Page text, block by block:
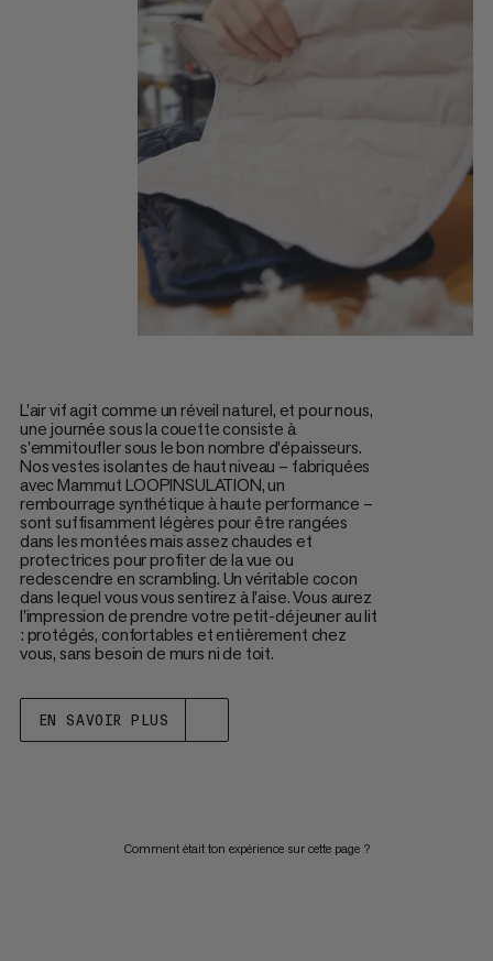
L'air vif agit comme un réveil naturel, et pour nous,
une journée sous la couette consiste à
s'emmitoufler sous le bon nombre d'épaisseurs.
Nos vestes isolantes de haut niveau – fabriquées
avec Mammut LOOPINSULATION, un
rembourrage synthétique à haute performance –
sont suffisamment légères pour être rangées
dans les montées mais assez chaudes et
protectrices pour profiter de la vue ou
redescendre en scrambling. Un véritable cocon
dans lequel vous vous sentirez à l'aise. Vous aurez
l'impression de prendre votre petit-déjeuner au lit
: protégés, confortables et entièrement chez
vous, sans besoin de murs ni de toit.
EN SAVOIR PLUS
Comment était ton expérience sur cette page ?